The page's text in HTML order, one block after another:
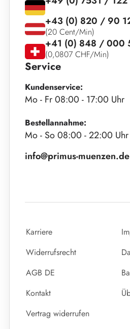
Service
Kundenservice:
Mo - Fr 08:00 - 17:00 Uhr
Bestellannahme:
Mo - So 08:00 - 22:00 Uhr
info@primus-muenzen.de
+43 (0) 820 / 90
(20 Cent/Min)
+41 (0) 848 / 000
(0,0807 CHF/Min)
Karriere
Widerrufsrecht
AGB DE
Kontakt
Vertrag widerrufen